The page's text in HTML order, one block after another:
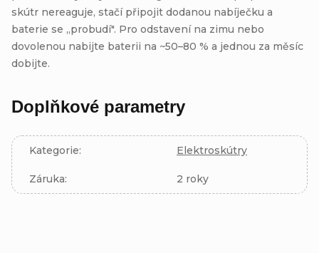
skútr nereaguje, stačí připojit dodanou nabíječku a
baterie se „probudí". Pro odstavení na zimu nebo
dovolenou nabijte baterii na ~50–80 % a jednou za měsíc
dobijte.
Doplňkové parametry
Kategorie: Elektroskútry
Záruka: 2 roky